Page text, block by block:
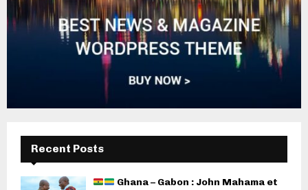
Recent Posts
Ghana – Gabon : John Mahama et